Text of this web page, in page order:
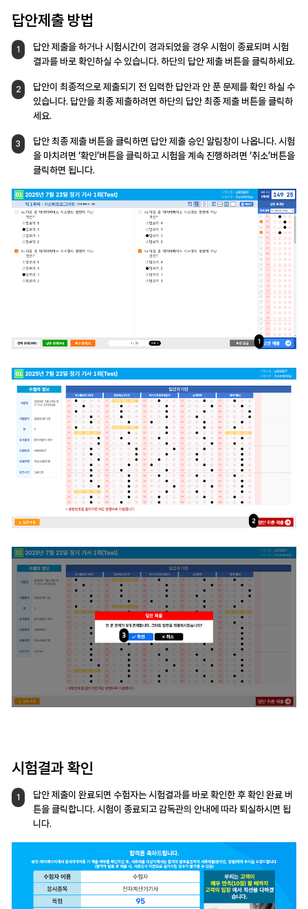
답안제출 방법
1 답안 제출을 하거나 시험시간이 경과되었을 경우시험이 종료되며 시험
결과를 바로 확인하실 수있습니다. 하단의 답안 제출 버튼을 클릭하세요.
2 답안이 최종적으로 제출되기 전 입력한 답안과안 푼 문제를 확인 하실 수
있습니다. 답안을최종 제출하려면 하단의 답안 최종 제출 버튼을클릭하
세요.
3 답안 최종 제출 버튼을 클릭하면 답안 제출 승인 알림창이 나옵니다. 시험
을 마치려면 ‘확인’버튼을클릭하고 시험을 계속 진행하려면‘취소’버튼을
클릭하면 됩니다.
시험결과 확인
1 답안 제출이 완료되면 수험자는 시험결과를 바로 확인한 후 확인 완료 버
튼을 클릭합니다.시험이 종료되고 감독관의 안내에 따라 퇴실하시면 됩
니다.